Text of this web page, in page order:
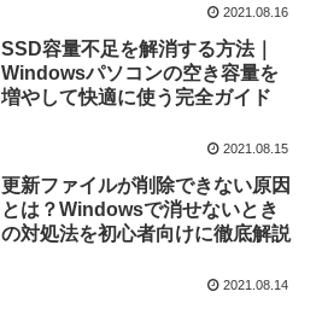
2021.08.16
SSD容量不足を解消する方法｜
Windowsパソコンの空き容量を
増やして快適に使う完全ガイド
2021.08.15
更新ファイルが削除できない原因
とは？Windowsで消せないとき
の対処法を初心者向けに徹底解説
2021.08.14